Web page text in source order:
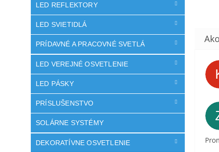
LED REFLEKTORY
LED SVIETIDLÁ
PRÍDAVNÉ A PRACOVNÉ SVETLÁ
LED VEREJNÉ OSVETLENIE
LED PÁSKY
PRÍSLUŠENSTVO
SOLÁRNE SYSTÉMY
DEKORATÍVNE OSVETLENIE